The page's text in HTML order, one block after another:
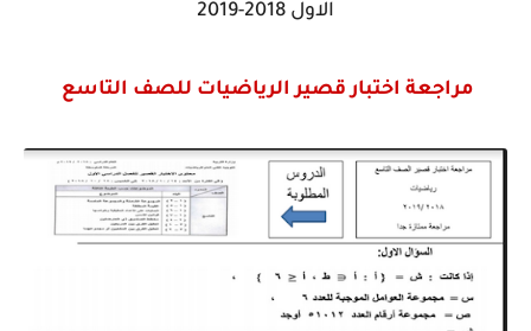
الاول 2018-2019
مراجعة اختبار قصير الرياضيات للصف التاسع